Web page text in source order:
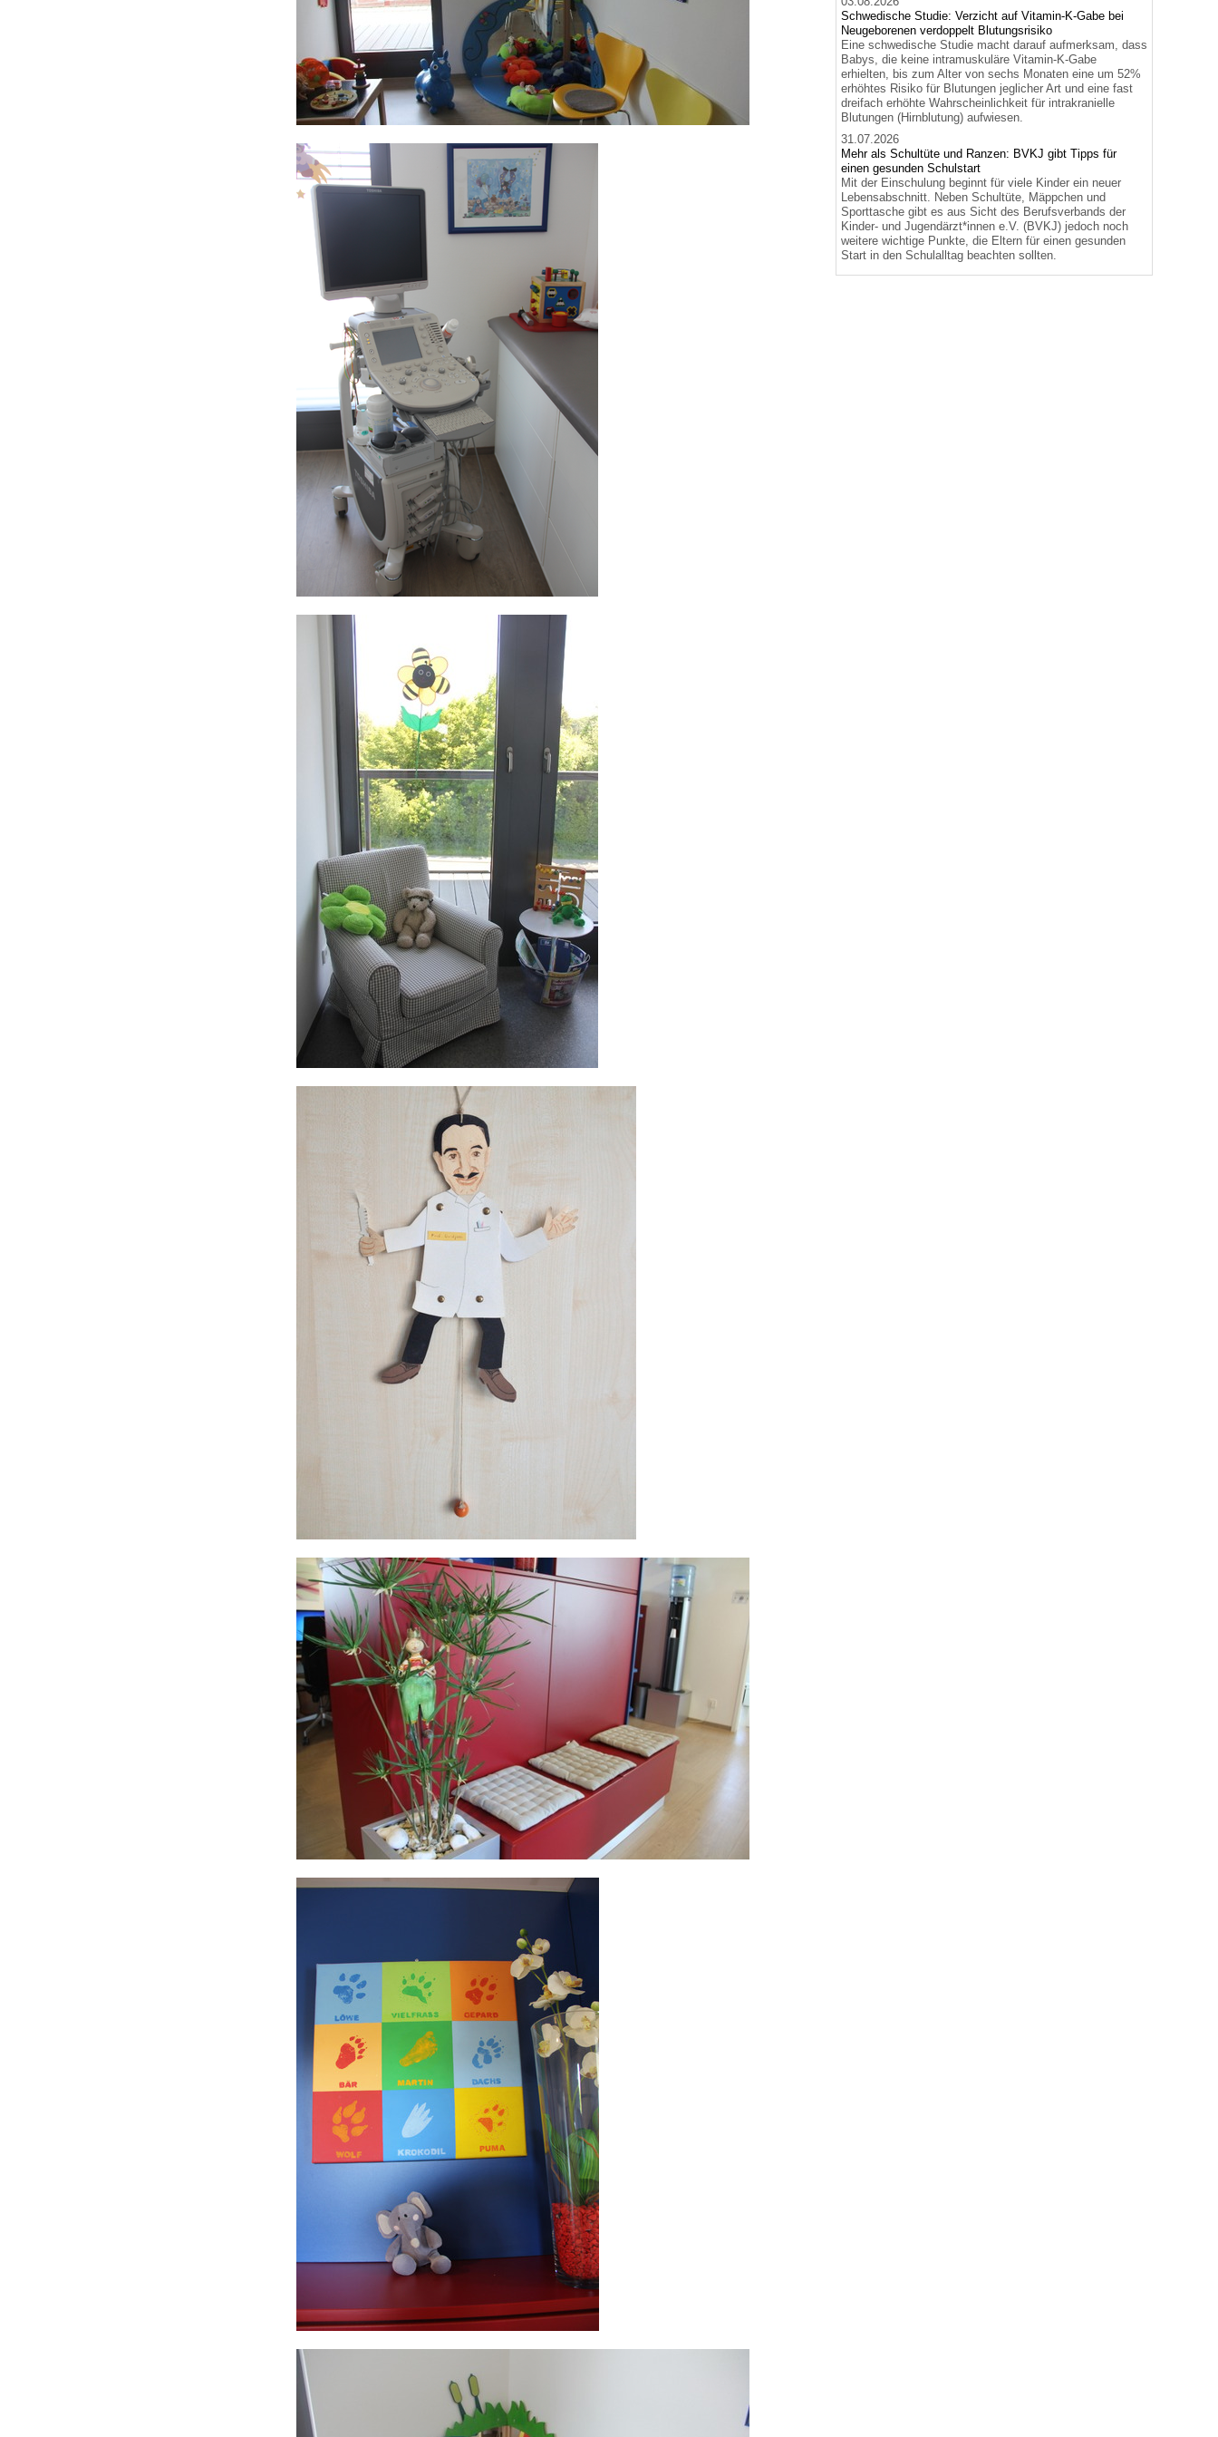
U0-Vorsorge
Schwedische Studie: Verzicht auf Vitamin-K-Gabe bei
Neugeborenen verdoppelt Blutungsrisiko
Eine schwedische Studie macht darauf aufmerksam, dass
Babys, die keine intramuskuläre Vitamin-K-Gabe
erhielten, bis zum Alter von sechs Monaten eine um 52%
erhöhtes Risiko für Blutungen jeglicher Art und eine fast
dreifach erhöhte Wahrscheinlichkeit für intrakranielle
Blutungen (Hirnblutung) aufwiesen.
31.07.2026
Mehr als Schultüte und Ranzen: BVKJ gibt Tipps für
einen gesunden Schulstart
Mit der Einschulung beginnt für viele Kinder ein neuer
Lebensabschnitt. Neben Schultüte, Mäppchen und
Sporttasche gibt es aus Sicht des Berufsverbands der
Kinder- und Jugendärzt*innen e.V. (BVKJ) jedoch noch
weitere wichtige Punkte, die Eltern für einen gesunden
Start in den Schulalltag beachten sollten.